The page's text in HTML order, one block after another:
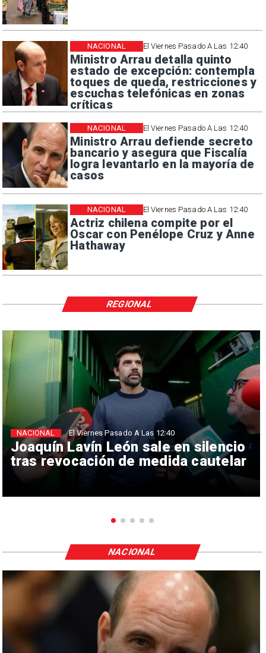
El Viernes Pasado A Las 12:40
Ministro Arrau detalla quinto
estado de excepción: contempla
toques de queda, restricciones y
escuchas telefónicas en zonas
críticas
NACIONAL
El Viernes Pasado A Las 12:40
Ministro Arrau defiende secreto
bancario y asegura que Fiscalía
logra levantarlo en la mayoría de
casos
NACIONAL
El Viernes Pasado A Las 12:40
Actriz chilena compite por el
Oscar con Penélope Cruz y Anne
Hathaway
NACIONAL
Joaquín Lavín León sale en silencio
tras revocación de medida cautelar
NACIONAL El Viernes Pasado A Las 12:40
REGIONAL
NACIONAL